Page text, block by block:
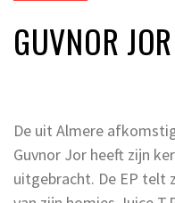
GUVNOR
De uit Almere
Guvnor Jor heeft zijn
uitgebracht. De EP telt